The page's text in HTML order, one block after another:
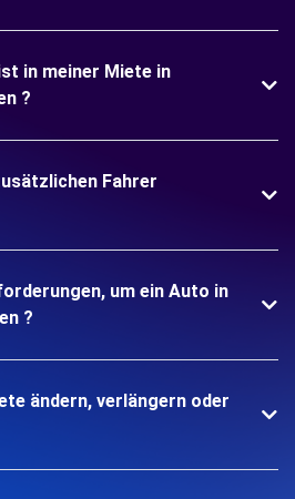
in meiner Miete in
?
Fahrer
um ein Auto in
?
ändern, verlängern oder